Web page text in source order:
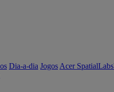
Dia-a-dia Jogos Acer